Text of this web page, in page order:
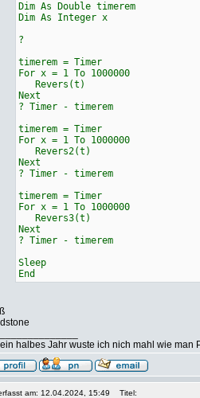
Dim As Double timerem
Dim As Integer x
?
timerem = Timer
For x = 1 To 1000000
Revers(t)
Next
? Timer - timerem
timerem = Timer
For x = 1 To 1000000
Revers2(t)
Next
? Timer - timerem
timerem = Timer
For x = 1 To 1000000
Revers3(t)
Next
? Timer - timerem
Sleep
End
ein halbes Jahr wuste ich nich mahl wie man
am: 12.04.2024, 15:49 Titel: